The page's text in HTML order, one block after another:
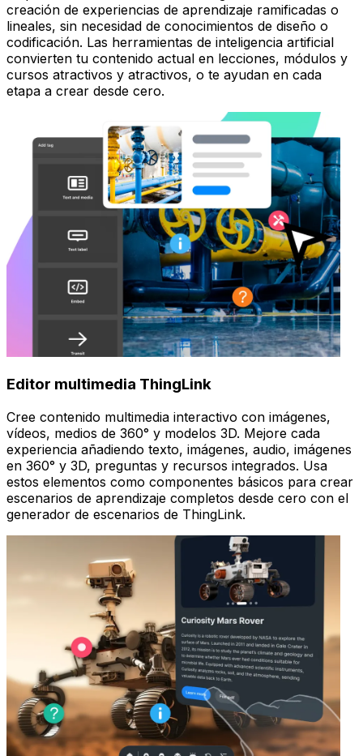
creación de experiencias de aprendizaje ramificadas o
lineales, sin necesidad de conocimientos de diseño o
codificación. Las herramientas de inteligencia artificial
convierten tu contenido actual en lecciones, módulos y
cursos atractivos y atractivos, o te ayudan en cada
etapa a crear desde cero.
Editor multimedia ThingLink
Cree contenido multimedia interactivo con imágenes,
vídeos, medios de 360° y modelos 3D. Mejore cada
experiencia añadiendo texto, imágenes, audio, imágenes
en 360° y 3D, preguntas y recursos integrados. Usa
estos elementos como componentes básicos para crear
escenarios de aprendizaje completos desde cero con el
generador de escenarios de ThingLink.